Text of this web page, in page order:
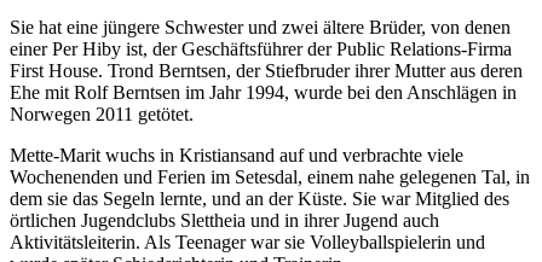
Sie hat eine jüngere Schwester und zwei ältere Brüder, von denen
einer Per Hiby ist, der Geschäftsführer der Public Relations-Firma
First House. Trond Berntsen, der Stiefbruder ihrer Mutter aus deren
Ehe mit Rolf Berntsen im Jahr 1994, wurde bei den Anschlägen in
Norwegen 2011 getötet.
Mette-Marit wuchs in Kristiansand auf und verbrachte viele
Wochenenden und Ferien im Setesdal, einem nahe gelegenen Tal, in
dem sie das Segeln lernte, und an der Küste. Sie war Mitglied des
örtlichen Jugendclubs Slettheia und in ihrer Jugend auch
Aktivitätsleiterin. Als Teenager war sie Volleyballspielerin und